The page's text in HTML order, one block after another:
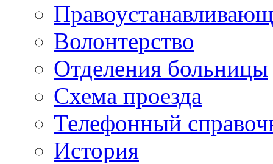
Волонтерство
Отделения больницы
Схема проезда
Телефонный
История